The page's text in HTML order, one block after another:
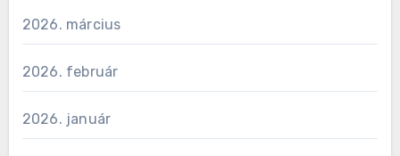
2026. március
2026. február
2026. január